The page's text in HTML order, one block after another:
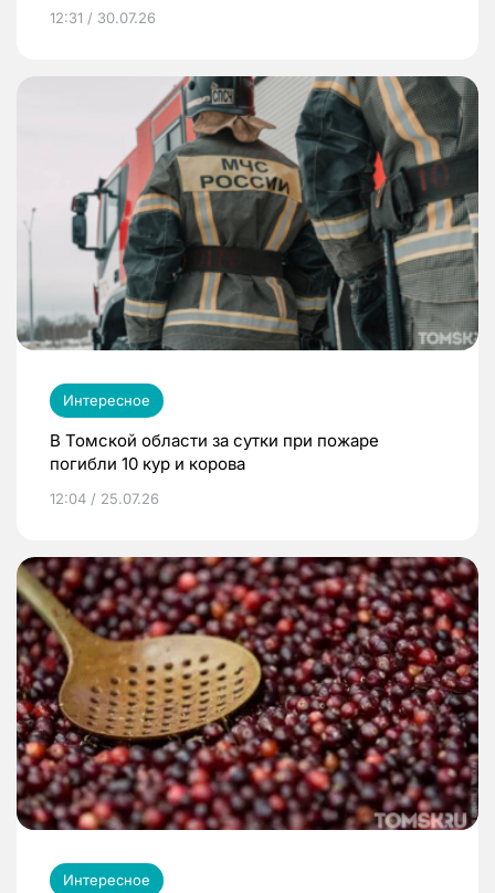
12:31 / 30.07.26
Интересное
В Томской области за сутки при пожаре
погибли 10 кур и корова
12:04 / 25.07.26
Интересное